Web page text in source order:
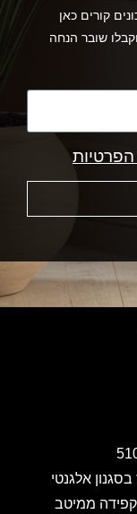
קורים כאן
שובר הנחה
הפרטיות
אלגנטי
ממיטב